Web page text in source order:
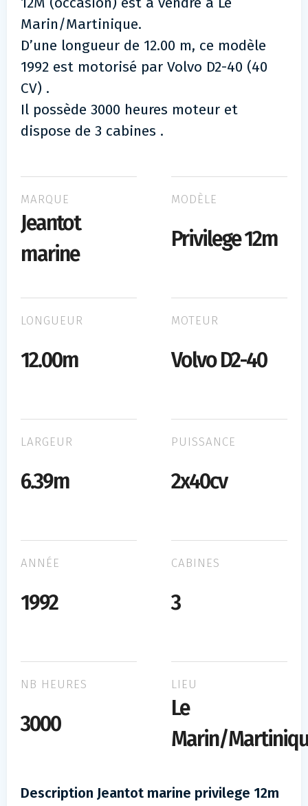
Marin/Martinique.
D’une longueur de 12.00 m, ce modèle
1992 est motorisé par Volvo D2-40 (40
CV) .
Il possède 3000 heures moteur et
dispose de 3 cabines .
MARQUE
Jeantot
marine
MODÈLE
Privilege 12m
LONGUEUR
12.00m
MOTEUR
Volvo D2-40
LARGEUR
6.39m
PUISSANCE
2x40cv
ANNÉE
1992
CABINES
3
NB HEURES
3000
LIEU
Le
Marin/
Description Jeantot marine privilege 12m